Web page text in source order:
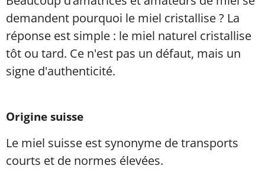
demandent pourquoi le miel cristallise ? La
réponse est simple : le miel naturel cristallise
tôt ou tard. Ce n'est pas un défaut, mais un
signe d'authenticité.
Origine suisse
Le miel suisse est synonyme de transports
courts et de normes élevées.